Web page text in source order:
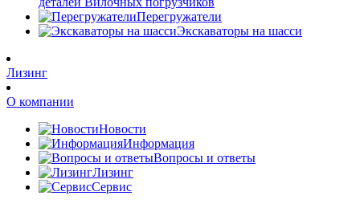
Перегружатели
Экскаваторы на шасси
Лизинг
О компании
Новости
Информация
Вопросы и ответы
Лизинг
Сервис